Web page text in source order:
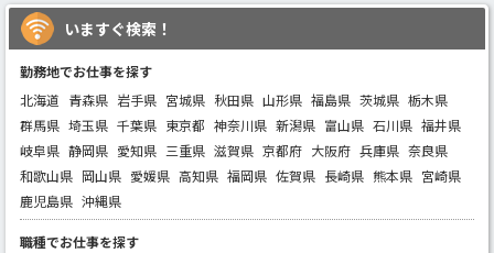
いますぐ検索！
勤務地でお仕事を探す
北海道 青森県 岩手県 宮城県 秋田県 山形県 福島県 茨城県 栃木県
群馬県 埼玉県 千葉県 東京都 神奈川県 新潟県 富山県 石川県 福井県
岐阜県 静岡県 愛知県 三重県 滋賀県 京都府 大阪府 兵庫県 奈良県
和歌山県 岡山県 愛媛県 高知県 福岡県 佐賀県 長崎県 熊本県 宮崎県
鹿児島県 沖縄県
職種でお仕事を探す